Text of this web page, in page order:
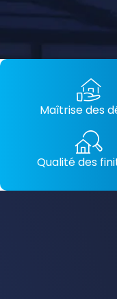
Maîtrise des
Qualité des